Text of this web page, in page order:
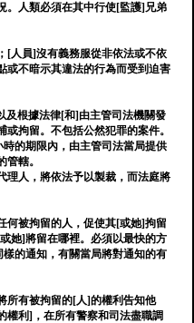
。人類必須在其中行使[監護]兄弟
[人員]沒有義務服從非依法或不依
或不暗示其違法的行為而受到迫害
及根據法律[和]由主管司法機關發
拘留。不包括公然犯罪的案件。
的期限內，由主管司法當局提供
轄。
理人，將依法予以製裁，而法庭將
何被拘留的人，促使其[或她]拘留
她]將留在哪裡。必須以最快的方
的通知，有關當局將對通知的有
所有被拘留的[人]的權利告知他
權利]，在所有警察和司法盡職調